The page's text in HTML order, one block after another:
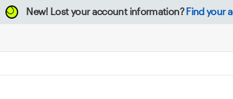
New! Lost your account information? Find your